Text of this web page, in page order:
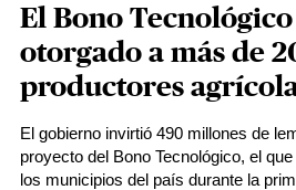
El Bono
otorgado a más de
productores
El gobierno invirtió 490 millones de
proyecto del Bono Tecnológico, el
los municipios del país durante la